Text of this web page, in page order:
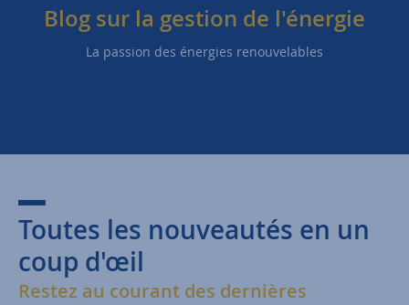
Blog sur la gestion de l'énergie
La passion des énergies renouvelables
Toutes les nouveautés en un
coup d'œil
Restez au courant des dernières